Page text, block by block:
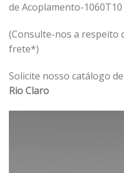
de Acoplamento-1060T10
(Consulte-nos a respeito
frete*)
Solicite nosso catálogo de
Rio Claro